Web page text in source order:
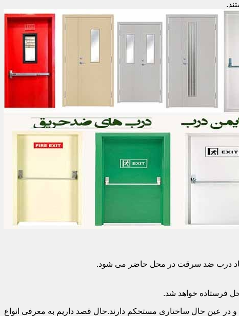
درب ضد سرقت در محل حاضر می شود.
فرستاده خواهد شد.
عین حال ساختاری مستحکم دارند.حال قصد داریم به معرفی انواع